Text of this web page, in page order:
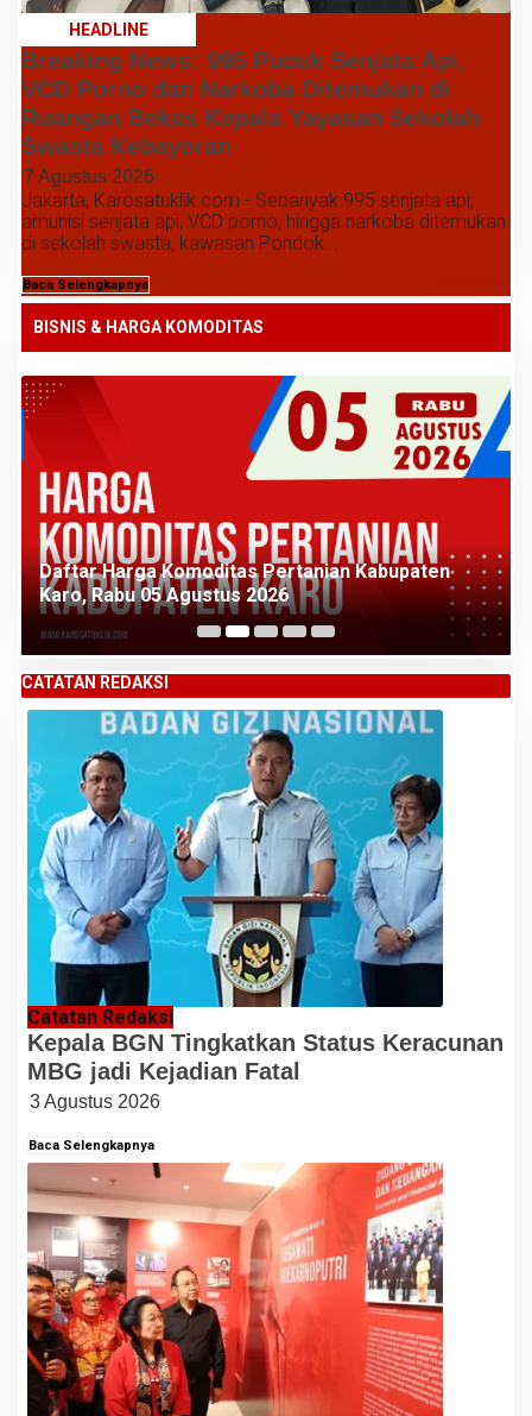
HEADLINE
Breaking News: 995 Pucuk Senjata Api,
VCD Porno dan Narkoba Ditemukan di
Ruangan Bekas Kepala Yayasan Sekolah
Swasta Kebayoran
7 Agustus 2026
Jakarta, Karosatuklik.com - Sebanyak 995 senjata api,
amunisi senjata api, VCD porno, hingga narkoba ditemukan
di sekolah swasta, kawasan Pondok...
Baca Selengkapnya
BISNIS & HARGA KOMODITAS
Daftar Harga Komoditas Pertanian Kabupaten
Karo, Rabu 05 Agustus 2026
CATATAN REDAKSI
Catatan Redaksi
Kepala BGN Tingkatkan Status Keracunan
MBG jadi Kejadian Fatal
3 Agustus 2026
Baca Selengkapnya